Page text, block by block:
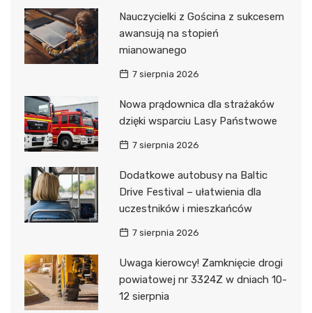
Nauczycielki z Gościna z sukcesem
awansują na stopień
mianowanego
7 sierpnia 2026
Nowa prądownica dla strażaków
dzięki wsparciu Lasy Państwowe
7 sierpnia 2026
Dodatkowe autobusy na Baltic
Drive Festival – ułatwienia dla
uczestników i mieszkańców
7 sierpnia 2026
Uwaga kierowcy! Zamknięcie drogi
powiatowej nr 3324Z w dniach 10-
12 sierpnia